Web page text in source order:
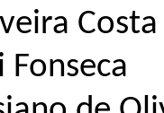
Costa
Fonseca